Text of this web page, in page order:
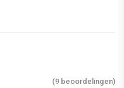
(9 beoordelingen)